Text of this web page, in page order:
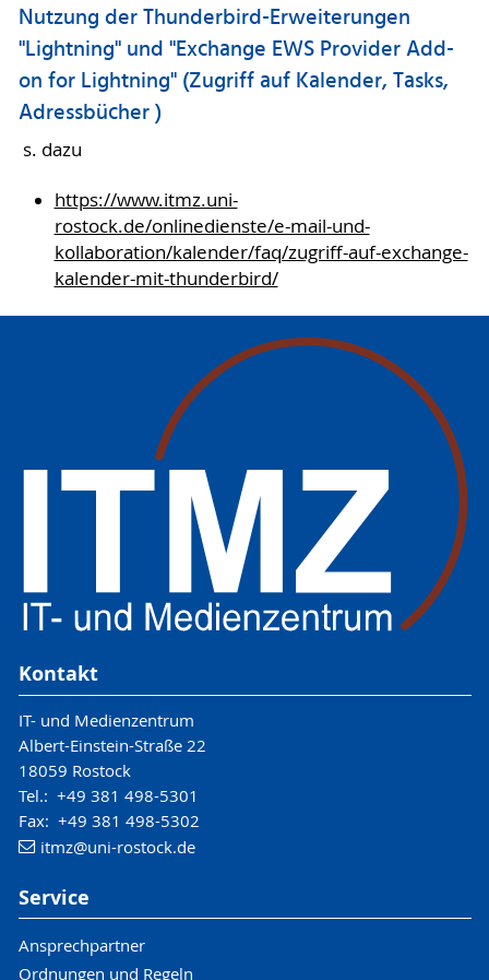
Nutzung der Thunderbird-Erweiterungen
"Lightning" und "Exchange EWS Provider Add-
on for Lightning" (Zugriff auf Kalender, Tasks,
Adressbücher )
s. dazu
https://www.itmz.uni-
rostock.de/onlinedienste/e-mail-und-
kollaboration/kalender/faq/zugriff-auf-exchange-
kalender-mit-thunderbird/
Kontakt
IT- und Medienzentrum
Albert-Einstein-Straße 22
18059 Rostock
Tel.: +49 381 498-5301
Fax: +49 381 498-5302
itmz@uni-rostock.de
Service
Ansprechpartner
Ordnungen und Regeln